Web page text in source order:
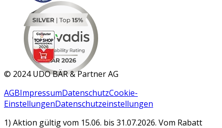
MAR 2026
© 2024 UDO BÄR & Partner AG
AGBImpressumDatenschutzCookie-
EinstellungenDatenschutzeinstellungen
1) Aktion gültig vom 15.06. bis 31.07.2026. Vom Rabatt